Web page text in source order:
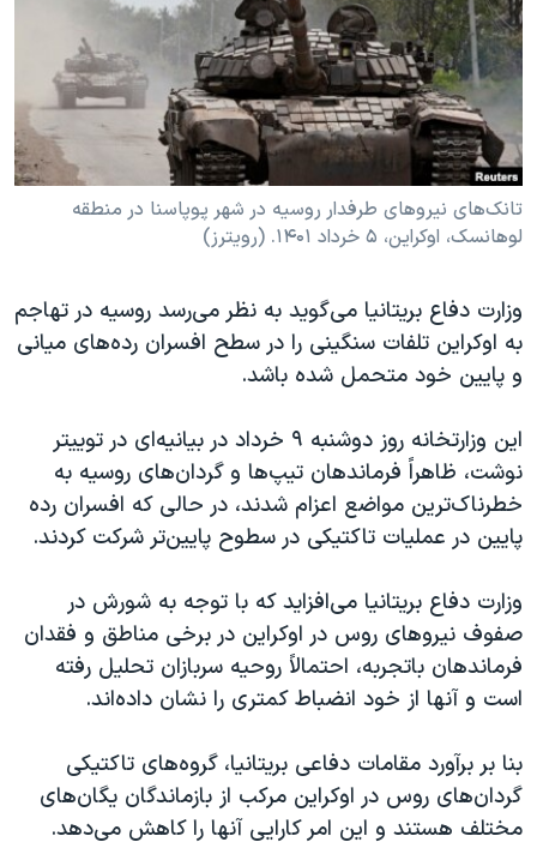
فرهنگ و زندگی
حقوق شهروندی
اقتصادی
علم و فناوری
گالری عکس
مستندها
انتخابات ریاست جمهوری آمریکا ۲۰۲۴
حمله جمهوری اسلامی به اسرائیل
رمز مهسا
اعتراضات زن، زندگی، آزادی
تریبونال مردمی آبان ۹۸
دادگاه حمید نوری
قانون شفافیت دارائی کادر رهبری ایران
اعتراضات مردمی آبان ۹۸
اسرائیل در جنگ
همایش محافظه‌کاران آمریکا «سی‌پک»
صفحه‌های ویژه
سفر پرزیدنت ترامپ به چین
دنبال کنید
زبانهای مختلف
تانک‌های نیروهای طرفدار روسیه در شهر پوپاسنا در منطقه
لوهانسک، اوکراین، ۵ خرداد ۱۴۰۱. (رویترز)
وزارت دفاع بریتانیا می‌گوید به نظر می‌رسد روسیه در تهاجم
به اوکراین تلفات سنگینی را در سطح افسران رده‌های میانی
و پایین خود متحمل شده باشد.
این وزارتخانه روز دوشنبه ۹ خرداد در بیانیه‌ای در توییتر
نوشت، ظاهراً فرماندهان تیپ‌ها و گردان‌های روسیه به
خطرناک‌ترین مواضع اعزام شدند، در حالی که افسران رده
پایین در عملیات تاکتیکی در سطوح پایین‌تر شرکت کردند.
وزارت دفاع بریتانیا می‌افزاید که با توجه به شورش در
صفوف نیروهای روس در اوکراین در برخی مناطق و فقدان
فرماندهان باتجربه، احتمالاً روحیه سربازان تحلیل رفته
است و آنها از خود انضباط کمتری را نشان داده‌اند.
بنا بر برآورد مقامات دفاعی بریتانیا، گروه‌های تاکتیکی
گردان‌های روس در اوکراین مرکب از بازماندگان یگان‌های
مختلف هستند و این امر کارایی آنها را کاهش می‌دهد.